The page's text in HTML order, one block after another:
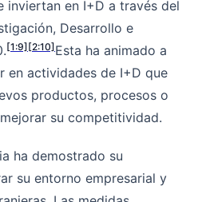
inviertan en I+D a través del
Desarrollo e
[1:9] [2:10] Esta ha animado a
en actividades de I+D que
productos, procesos o
su competitividad.
ha demostrado su
su entorno empresarial y